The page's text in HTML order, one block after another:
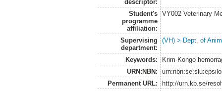
descriptor:
Student's
programme
affiliation:
VY002 Veterinary
Supervising
department:
(VH) > Dept. of
Keywords:
Krim-Kongo
URN:NBN:
Permanent URL:
http://urn.kb.se/